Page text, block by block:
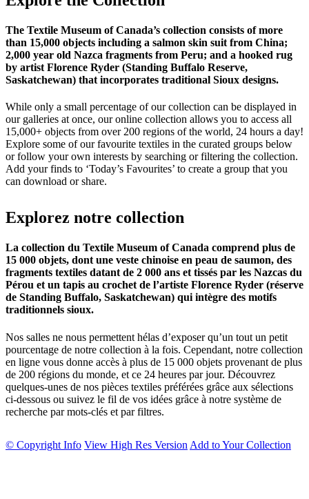
The Textile Museum of Canada’s collection consists of more
than 15,000 objects including a salmon skin suit from China;
2,000 year old Nazca fragments from Peru; and a hooked rug
by artist Florence Ryder (Standing Buffalo Reserve,
Saskatchewan) that incorporates traditional Sioux designs.
While only a small percentage of our collection can be displayed in
our galleries at once, our online collection allows you to access all
15,000+ objects from over 200 regions of the world, 24 hours a day!
Explore some of our favourite textiles in the curated groups below
or follow your own interests by searching or filtering the collection.
Add your finds to ‘Today’s Favourites’ to create a group that you
can download or share.
Explorez notre collection
La collection du Textile Museum of Canada comprend plus de
15 000 objets, dont une veste chinoise en peau de saumon, des
fragments textiles datant de 2 000 ans et tissés par les Nazcas du
Pérou et un tapis au crochet de l’artiste Florence Ryder (réserve
de Standing Buffalo, Saskatchewan) qui intègre des motifs
traditionnels sioux.
Nos salles ne nous permettent hélas d’exposer qu’un tout un petit
pourcentage de notre collection à la fois. Cependant, notre collection
en ligne vous donne accès à plus de 15 000 objets provenant de plus
de 200 régions du monde, et ce 24 heures par jour. Découvrez
quelques-unes de nos pièces textiles préférées grâce aux sélections
ci-dessous ou suivez le fil de vos idées grâce à notre système de
recherche par mots-clés et par filtres.
© Copyright Info View High Res Version Add to Your Collection